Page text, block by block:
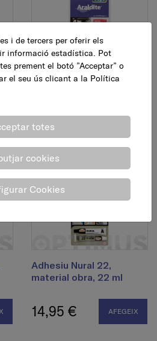
Adhesiu bicomponent
7,45 €
Adhesiu Nural 22,
material obra, 22 ml
14,95 € AFEGEIX
i de tercers per oferir els
informació estadística. Pot
prement el botó ”Acceptar” o
el seu ús clicant a la Política
totes
cookies
Cookies